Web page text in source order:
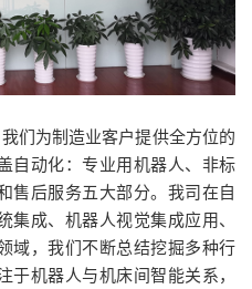
们为制造业客户提供全方位的
自动化：专业用机器人、非标
售后服务五大部分。我司在自
集成、机器人视觉集成应用、
域，我们不断总结挖掘多种行
于机器人与机床间智能关系，